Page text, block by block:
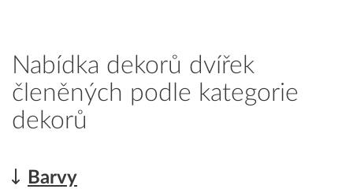
Nabídka dekorů dvířek
členěných podle kategorie
dekorů
Barvy